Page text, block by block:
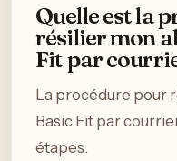
Quelle est la
résilier mon
Fit par
La procédure pour
Basic Fit par
étapes.